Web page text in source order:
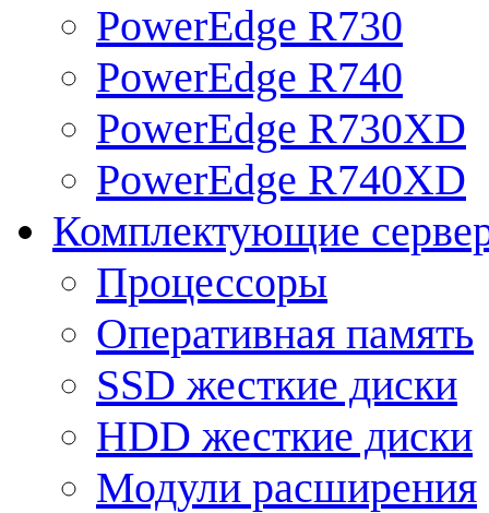
PowerEdge R730
PowerEdge R740
PowerEdge R730XD
PowerEdge R740XD
Комплектующие
Процессоры
Оперативная память
SSD жесткие диски
HDD жесткие диски
Модули расширения